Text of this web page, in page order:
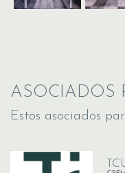
ASOCIADOS
Estos asociados